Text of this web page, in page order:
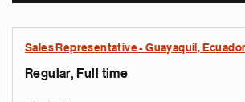
Sales Representative - Guayaquil, Ecuador
Regular, Full time